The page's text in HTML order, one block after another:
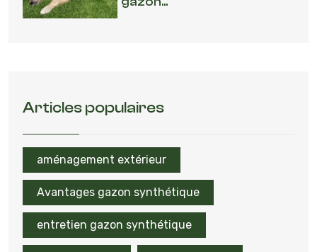
Articles populaires
aménagement extérieur
Avantages gazon synthétique
entretien gazon synthétique